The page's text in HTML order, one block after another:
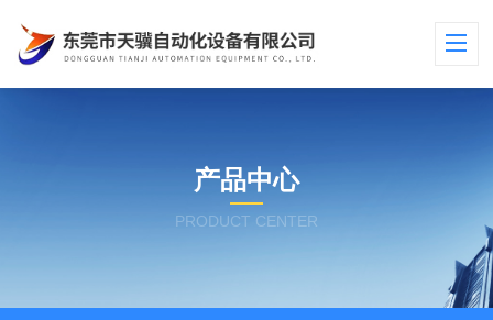
产品中心
PRODUCT CENTER